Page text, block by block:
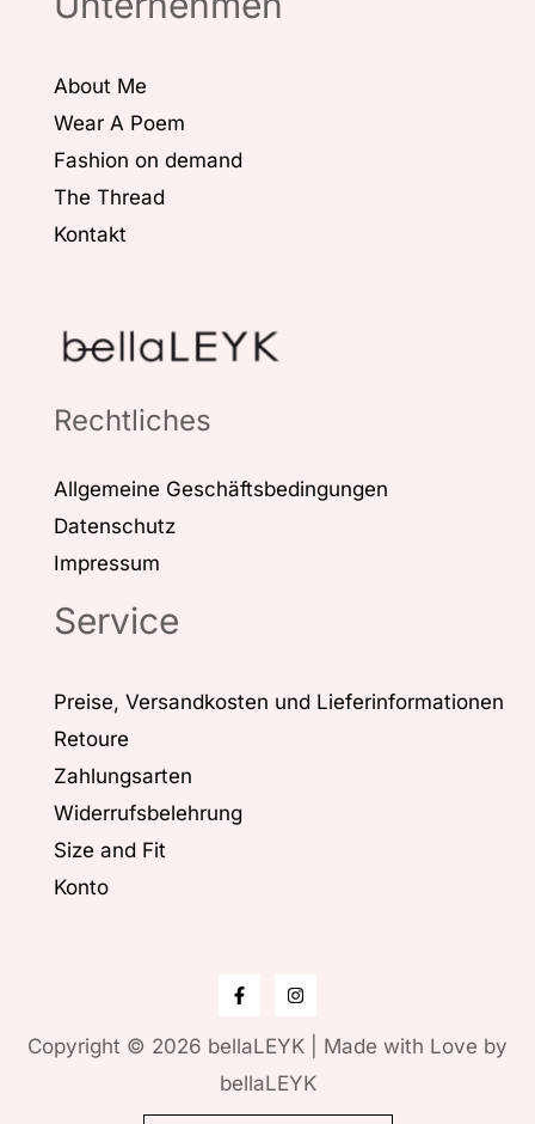
About Me
Wear A Poem
Fashion on demand
The Thread
Kontakt
Rechtliches
Allgemeine Geschäftsbedingungen
Datenschutz
Impressum
Service
Preise, Versandkosten und Lieferinformationen
Retoure
Zahlungsarten
Widerrufsbelehrung
Size and Fit
Konto
Copyright © 2026 bellaLEYK | Made with Love by
bellaLEYK